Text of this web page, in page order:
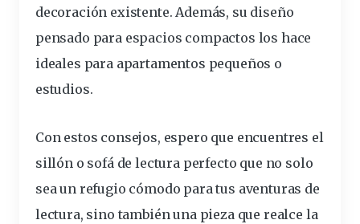
decoración existente. Además, su diseño
pensado para espacios compactos los hace
ideales para apartamentos pequeños o
estudios.
Con estos consejos, espero que encuentres el
sillón o sofá de lectura perfecto que no solo
sea un refugio cómodo para tus aventuras de
lectura, sino también una pieza que realce la